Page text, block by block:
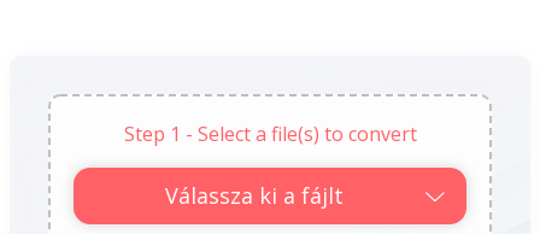
Step 1 - Select a file(s) to convert
Válassza ki a fájlt